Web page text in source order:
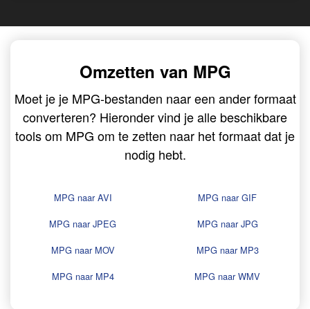
Omzetten van MPG
Moet je je MPG-bestanden naar een ander formaat
converteren? Hieronder vind je alle beschikbare
tools om MPG om te zetten naar het formaat dat je
nodig hebt.
MPG naar AVI
MPG naar GIF
MPG naar JPEG
MPG naar JPG
MPG naar MOV
MPG naar MP3
MPG naar MP4
MPG naar WMV